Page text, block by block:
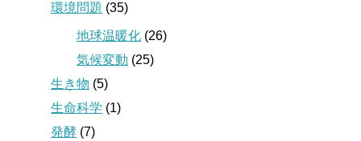
環境問題 (35)
地球温暖化 (26)
気候変動 (25)
生き物 (5)
生命科学 (1)
発酵 (7)